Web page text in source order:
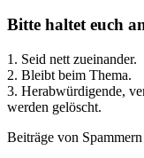
Bitte haltet euch
1. Seid nett zueinander.
2. Bleibt beim Thema.
3. Herabwürdigende,
werden gelöscht.
Beiträge von